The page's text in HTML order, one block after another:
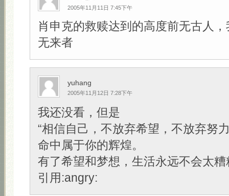
2005年11月11日 7:45下午
肖申克的救赎达到的高度前无古人
无来者
yuhang
2005年11月12日 7:28下午
我还没看，但是
“相信自己，不放弃希望，不放弃努
命中属于你的辉煌。
有了希望和梦想，生活永远不会太糟
引用:angry: